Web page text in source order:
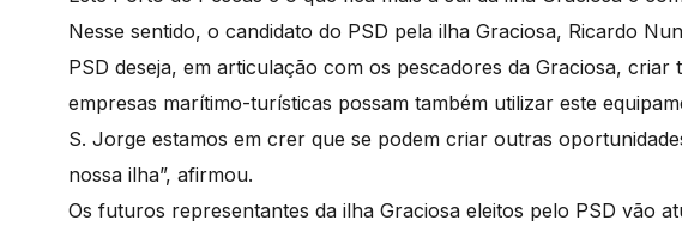
Nesse sentido, o candidato do PSD pela ilha Graciosa, Ricardo
PSD deseja, em articulação com os pescadores da Graciosa, criar
empresas marítimo-turísticas possam também utilizar este
S. Jorge estamos em crer que se podem criar outras
nossa ilha”, afirmou.
Os futuros representantes da ilha Graciosa eleitos pelo PSD vão